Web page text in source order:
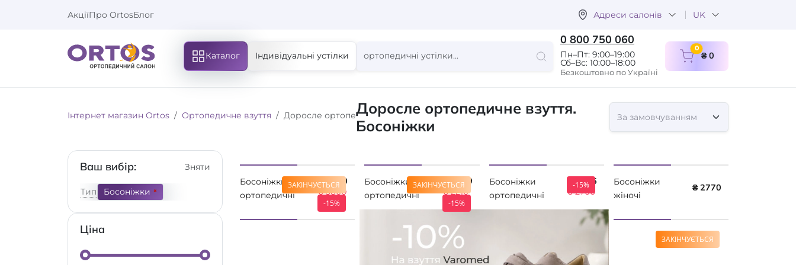
АкціїПро OrtosБлог Адреси салонів UK
Каталог Індивідуальні устілки
0 800 750 060
Пн–Пт: 9:00–19:00
Сб–Вс: 10:00–18:00
Безкоштовно по Україні
0items in cart
₴ 0
Інтернет магазин Ortos Ортопедичне взуття Доросле ортопедичне взуттяДоросле ортопедичне взуття.
Босоніжки
Ваш вибір: Зняти
Тип Босоніжки
Ціна
ЗАКІНЧУЄТЬСЯ
-15%
Босоніжки
ортопедичні
JEANS 5227-55
₴ 3230
₴ 3800
ЗАКІНЧУЄТЬСЯ
-15%
Босоніжки
ортопедичні
ROHDE Baviera
SCHWARZ 1309-
₴ 1879
₴ 2210
-15%
Босоніжки
ортопедичні
CALZAMEDI
₴ 2295
₴ 2700
Босоніжки
жіночі
Leon 935 бежеві
₴ 2770
ЗАКІНЧУЄТЬСЯ